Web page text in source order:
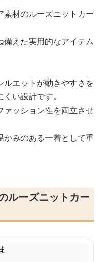
材のルーズニットカー
えた実用的なアイテム
ルエットが動きやすさを
い設計です。
ァッション性を両立させ
かみのある一着として重
ルーズニットカー